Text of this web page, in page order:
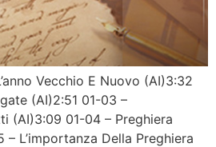
Vecchio E Nuovo (AI)3:32
(AI)2:51 01-03 –
(AI)3:09 01-04 – Preghiera
– L’importanza Della Preghiera